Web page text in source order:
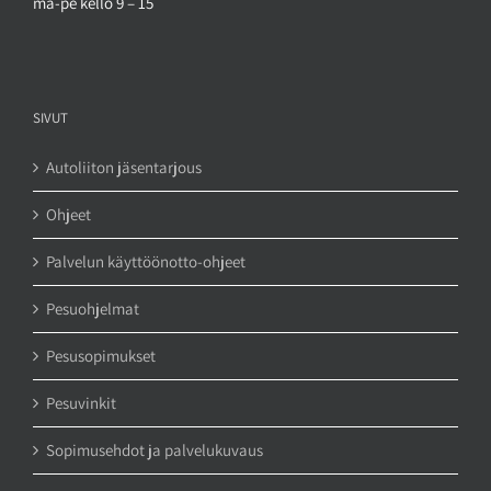
SIVUT
Autoliiton jäsentarjous
Ohjeet
Palvelun käyttöönotto-ohjeet
Pesuohjelmat
Pesusopimukset
Pesuvinkit
Sopimusehdot ja palvelukuvaus